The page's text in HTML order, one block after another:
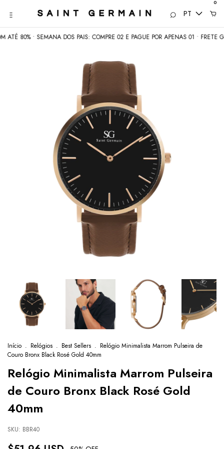
PT
0
80% • SEMANA DOS PAIS: COMPRE 02 E PAGUE POR APENAS 01 • FRETE
Início . Relógios . Best Sellers . Relógio Minimalista Marrom Pulseira de
Couro Bronx Black Rosé Gold 40mm
Relógio Minimalista Marrom Pulseira
de Couro Bronx Black Rosé Gold
40mm
SKU: BBR40